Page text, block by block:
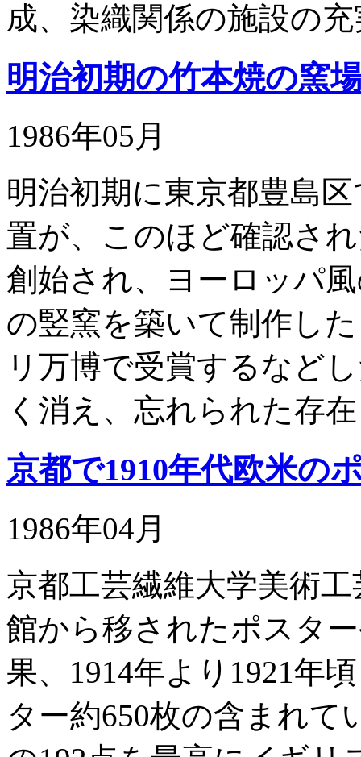
成、染織関係の施設の
明治初期の竹本焼の窯
1986年05月
明治初期に東京都豊島
置が、このほど確認さ
創始され、ヨーロッパ
の竪窯を築いて制作し
リ万博で受賞するなど
く消え、忘れられた存
京都で1910年代欧米の
1986年04月
京都工芸繊維大学美術
館から移されたポスタ
果、1914年より1921年
ター約650枚の含まれ